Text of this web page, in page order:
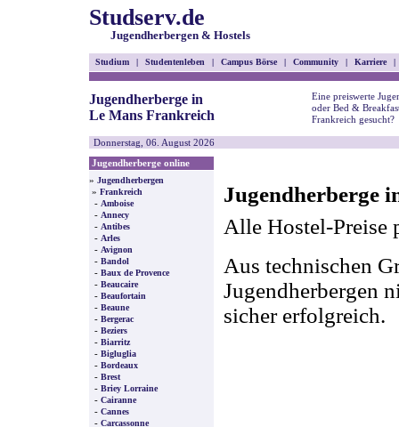
Studserv.de
Jugendherbergen & Hostels
Studium | Studentenleben | Campus Börse | Community | Karriere |
Jugendherberge in
Le Mans Frankreich
Eine preiswerte
oder Bed &
Frankreich gesucht?
Donnerstag, 06. August 2026
Jugendherberge online
» Jugendherbergen
» Frankreich
- Amboise
- Annecy
- Antibes
- Arles
- Avignon
- Bandol
- Baux de Provence
- Beaucaire
- Beaufortain
- Beaune
- Bergerac
- Beziers
- Biarritz
- Bigluglia
- Bordeaux
- Brest
- Briey Lorraine
- Cairanne
- Cannes
- Carcassonne
Jugendherberge
Alle Hostel-Preise
Aus technischen
Jugendherbergen
sicher erfolgreich.